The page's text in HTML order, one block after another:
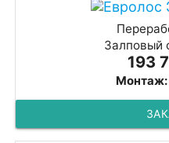
Залповый
193
Монтаж: